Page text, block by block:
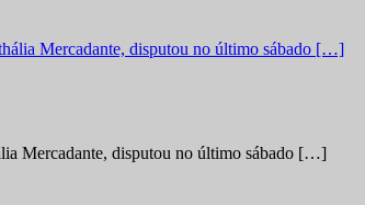
Mercadante, disputou no último sábado […]